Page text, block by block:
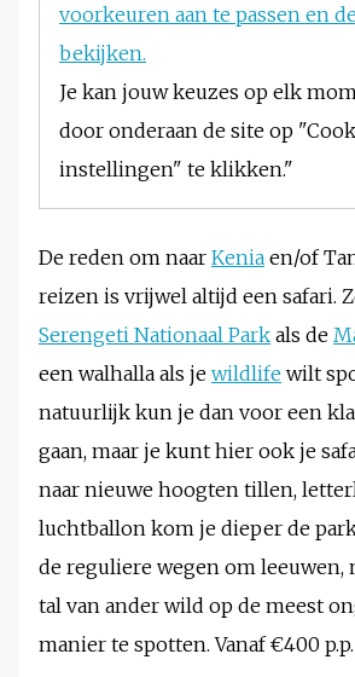
voorkeuren aan te passen en
bekijken.
Je kan jouw keuzes op elk
door onderaan de site op
instellingen" te klikken."
De reden om naar Kenia en/of
reizen is vrijwel altijd een safari.
Serengeti Nationaal Park als de
een walhalla als je wildlife wilt
natuurlijk kun je dan voor een
gaan, maar je kunt hier ook je
naar nieuwe hoogten tillen,
luchtballon kom je dieper de
de reguliere wegen om leeuwen,
tal van ander wild op de meest
manier te spotten. Vanaf €400 p.p.